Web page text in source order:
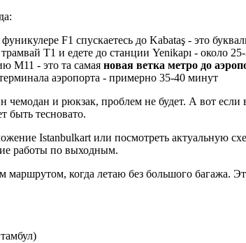
F1 спускаетесь до Kabataş - это
T1 и едете до станции Yenikapı - около
M11 - это та самая новая ветка метро до
аэропорта - примерно 35-40 минут
чемодан и рюкзак, проблем не будет. А вот
быть тесновато.
Istanbulkart или посмотреть актуальную
работы по выходным.
маршрутом, когда летаю без большого багажа.